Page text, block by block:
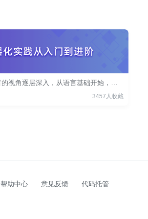
3457人收藏
帮助中心 意见反馈 代码托管